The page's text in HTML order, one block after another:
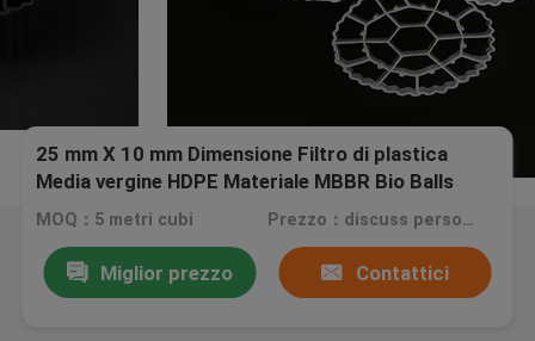
25 mm X 10 mm Dimensione Filtro di plastica
Media vergine HDPE Materiale MBBR Bio Balls
MOQ：5 metri cubi Prezzo：discuss personally
Miglior prezzo Contattici